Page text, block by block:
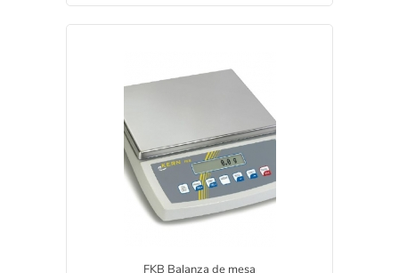
FKB Balanza de mesa